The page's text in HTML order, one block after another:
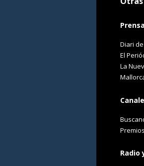
Prensa
Diari
El
La
Radio